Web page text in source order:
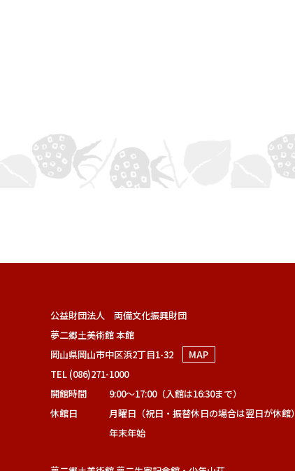
公益財団法人 両備文化振興財団
夢二郷土美術館 本館
岡山県岡山市中区浜2丁目1-32
MAP
TEL (086)271-1000
開館時間
9:00～17:00（入館は16:30まで）
休館日
月曜日（祝日・振替休日の場合は翌日が休館）
年末年始